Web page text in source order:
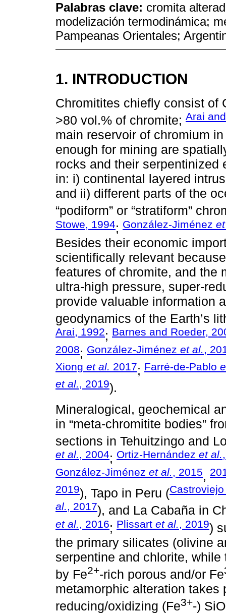
Palabras clave: cromita
modelización termodinámica;
Pampeanas Orientales;
1. INTRODUCTION
Chromitites chiefly consist of
>80 vol.% of chromite; Arai
main reservoir of chromium
enough for mining are
rocks and their serpentinized
in: i) continental layered
and ii) different parts of the
“podiform” or “stratiform”
Stowe, 1994; González-Jiménez
Besides their economic
scientifically relevant
features of chromite, and the
ultra-high pressure, super-
provide valuable information
geodynamics of the Earth’s
Arai, 1992; Barnes and Roeder,
2008; González-Jiménez et al.,
Xiong et al. 2017; Farré-de-Pablo
et al., 2019).
Mineralogical, geochemical
in “meta-chromitite bodies”
sections in Tehuitzingo and
et al., 2004; Ortiz-Hernández et al.
González-Jiménez et al. , 2015,
2019), Tapo in Peru (
al., 2017), and La Cabaña in
et al. , 2016; Plissart et al. , 2019)
the primary silicates (olivine
serpentine and chlorite,
by Fe2+-rich porous and/or Fe
metamorphic alteration takes
reducing/oxidizing (Fe3+-) SiO